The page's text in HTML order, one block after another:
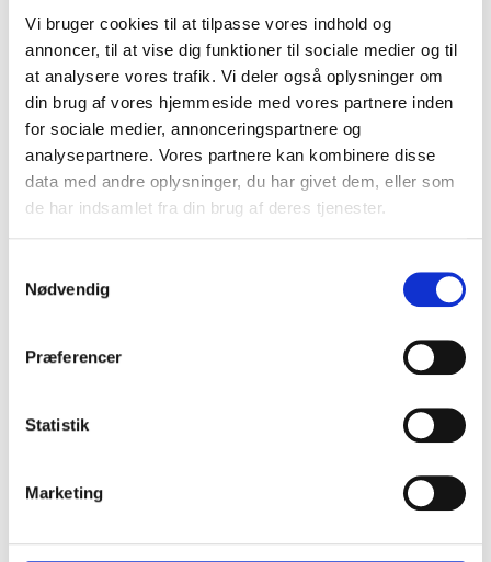
Vi bruger cookies til at tilpasse vores indhold og
annoncer, til at vise dig funktioner til sociale medier og til
at analysere vores trafik. Vi deler også oplysninger om
din brug af vores hjemmeside med vores partnere inden
for sociale medier, annonceringspartnere og
analysepartnere. Vores partnere kan kombinere disse
data med andre oplysninger, du har givet dem, eller som
de har indsamlet fra din brug af deres tjenester.
Nødvendig
Præferencer
Statistik
Marketing
Tilføj til Ønskeskyen
BESKRIVELSE
Badekåbe med broderet navn til de mindste. Hvid frotte med
en fisk, søstjerne og blæksprutte. Med røde kanter og rødt
Om denne personlige badekåbe:
Med trykknapper foran.
Med bælte. Syet fast med en rød hvid badering på ryggen.
badekåbe er Frøen)
Vælg selv skrifttype og trådfarve, – se mulighederne på
Kan vaskes ved 60 grader.
Denne gave sendes som pakke med enten PostNord